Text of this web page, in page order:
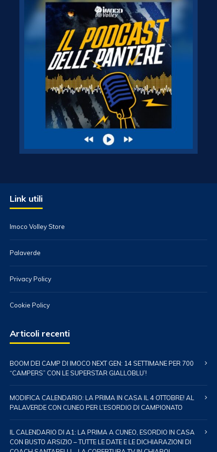
Link utili
Imoco Volley Store
Palaverde
Privacy Policy
Cookie Policy
Articoli recenti
BOOM DEI CAMP DI IMOCO NEXT GEN: 14 SETTIMANE PER 700
“CAMPERS” CON LE SUPERSTAR GIALLOBLU’!
MODIFICA CALENDARIO: LA PRIMA IN CASA IL 4 OTTOBRE! AL
PALAVERDE CON CUNEO PER L’ESORDIO DI CAMPIONATO
IL CALENDARIO DI A1: LA PRIMA A CUNEO, ESORDIO IN CASA
CON BUSTO ARSIZIO – TUTTE LE DATE E LE DICHIARAZIONI DI